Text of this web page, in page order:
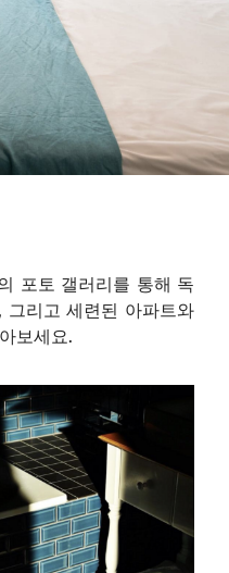
토 갤러리를 통해 독
리고 세련된 아파트와
보세요.